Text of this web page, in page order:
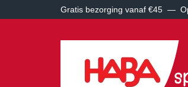
Gratis bezorging vanaf €45 —